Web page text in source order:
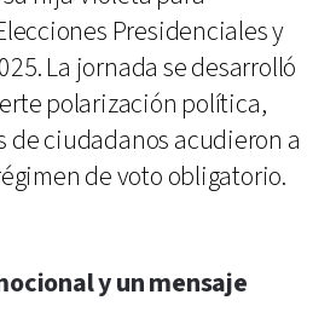
Presidenciales y
La jornada se desarrolló
polarización política,
de ciudadanos acudieron a
de voto obligatorio.
y un mensaje